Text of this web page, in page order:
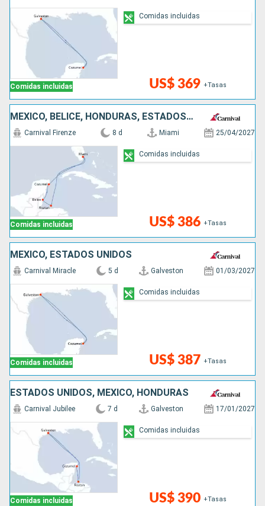
Comidas incluidas US$ 369 +Tasas
Comidas incluidas
MÉXICO, BELICE, HONDURAS, ESTADOS UNIDOS
Comidas incluidas
Carnival Firenze 8 d Miami 25/04/2027
US$ 386 +Tasas
Comidas incluidas
MÉXICO, ESTADOS UNIDOS
Comidas incluidas
Carnival Miracle 5 d Galveston 01/03/2027
US$ 387 +Tasas
Comidas incluidas
ESTADOS UNIDOS, MÉXICO, HONDURAS
Comidas incluidas
Carnival Jubilee 7 d Galveston 17/01/2027
US$ 390 +Tasas
Comidas incluidas